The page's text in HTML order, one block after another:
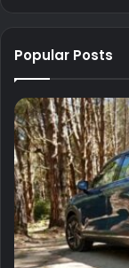
Popular Posts